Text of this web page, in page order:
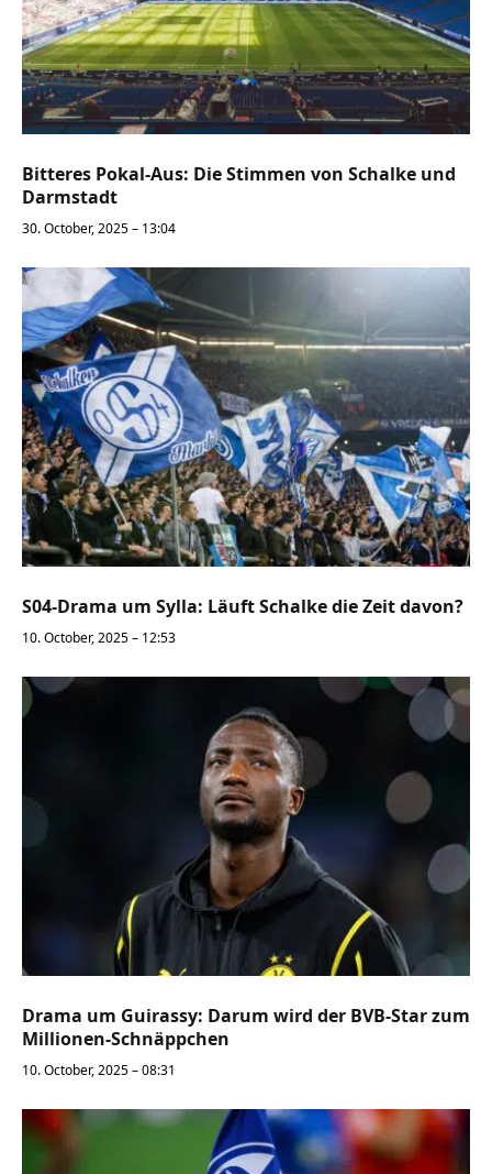
Bitteres Pokal-Aus: Die Stimmen von Schalke und
Darmstadt
30. October, 2025 – 13:04
S04-Drama um Sylla: Läuft Schalke die Zeit davon?
10. October, 2025 – 12:53
Drama um Guirassy: Darum wird der BVB-Star zum
Millionen-Schnäppchen
10. October, 2025 – 08:31